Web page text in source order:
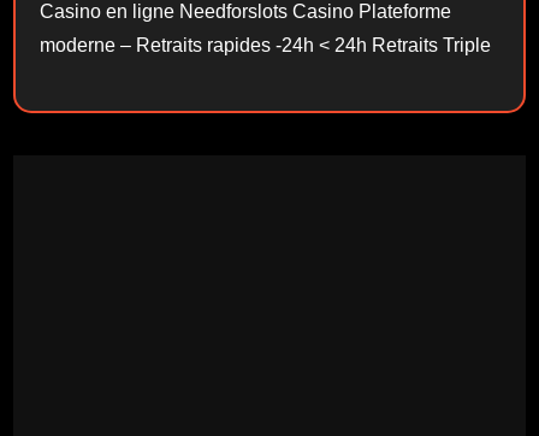
Casino en ligne Needforslots Casino Plateforme
moderne – Retraits rapides -24h < 24h Retraits Triple